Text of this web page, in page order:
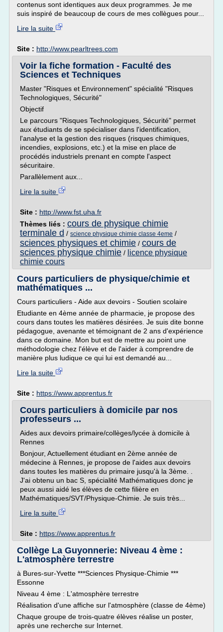
contenus sont identiques aux deux programmes. Je me
suis inspiré de beaucoup de cours de mes collègues pour...
Lire la suite
Site : http://www.pearltrees.com
Voir la fiche formation - Faculté des
Sciences et Techniques
Master "Risques et Environnement" spécialité "Risques
Technologiques, Sécurité"
Objectif
Le parcours "Risques Technologiques, Sécurité" permet
aux étudiants de se spécialiser dans l'identification,
l'analyse et la gestion des risques (risques chimiques,
incendies, explosions, etc.) et la mise en place de
procédés industriels prenant en compte l'aspect
sécuritaire.
Parallèlement aux...
Lire la suite
Site : http://www.fst.uha.fr
Thèmes liés : cours de physique chimie
terminale d / science physique chimie classe 4eme /
sciences physiques et chimie / cours de
sciences physique chimie / licence physique
chimie cours
Cours particuliers de physique/chimie et
mathématiques ...
Cours particuliers - Aide aux devoirs - Soutien scolaire
Etudiante en 4ème année de pharmacie, je propose des
cours dans toutes les matières désirées. Je suis dite bonne
pédagogue, avenante et témoignant de 2 ans d'expérience
dans ce domaine. Mon but est de mettre au point une
méthodologie chez l'élève et de l'aider à comprendre de
manière plus ludique ce qui lui est demandé au...
Lire la suite
Site : https://www.apprentus.fr
Cours particuliers à domicile par nos
professeurs ...
Aides aux devoirs primaire/collèges/lycée à domicile à
Rennes
Bonjour, Actuellement étudiant en 2ème année de
médecine à Rennes, je propose de l'aides aux devoirs
dans toutes les matières du primaire jusqu'à la 3ème. .
J'ai obtenu un bac S, spécialité Mathématiques donc je
peux aussi aidé les élèves de cette filière en
Mathématiques/SVT/Physique-Chimie. Je suis très...
Lire la suite
Site : https://www.apprentus.fr
Collège La Guyonnerie: Niveau 4 ème :
L'atmosphère terrestre
à Bures-sur-Yvette ***Sciences Physique-Chimie ***
Essonne
Niveau 4 ème : L'atmosphère terrestre
Réalisation d'une affiche sur l'atmosphère (classe de 4ème)
Chaque groupe de trois-quatre élèves réalise un poster,
après une recherche sur Internet.